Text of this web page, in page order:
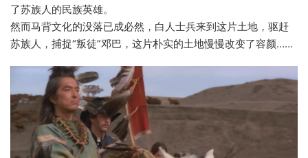
了苏族人的民族英雄。
然而马背文化的没落已成必然，白人士兵来到这片土地，驱赶
苏族人，捕捉“叛徒”邓巴，这片朴实的土地慢慢改变了容颜……